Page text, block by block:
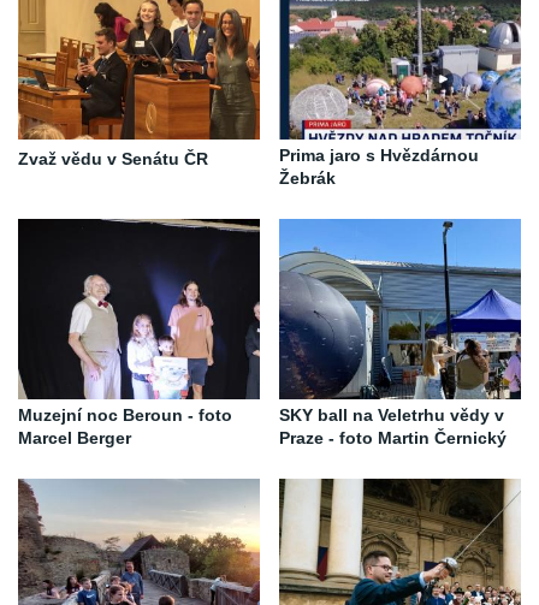
Zvaž vědu v Senátu ČR
Prima jaro s Hvězdárnou
Žebrák
Muzejní noc Beroun - foto
Marcel Berger
SKY ball na Veletrhu vědy v
Praze - foto Martin Černický